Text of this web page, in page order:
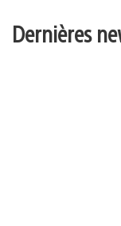
Dernières